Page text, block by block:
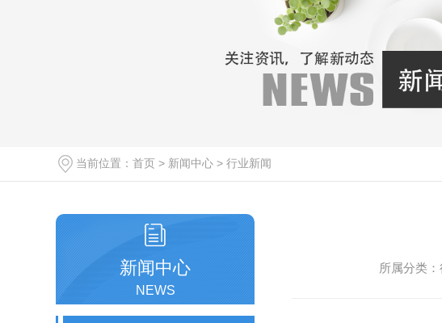
当前位置： 首页 > 新闻中心 > 行业新闻
新闻中心
NEWS
所属分类